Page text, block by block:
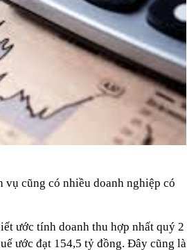
vụ cũng có nhiều doanh nghiệp có
ước tính doanh thu hợp nhất quý 2
ước đạt 154,5 tỷ đồng. Đây cũng là